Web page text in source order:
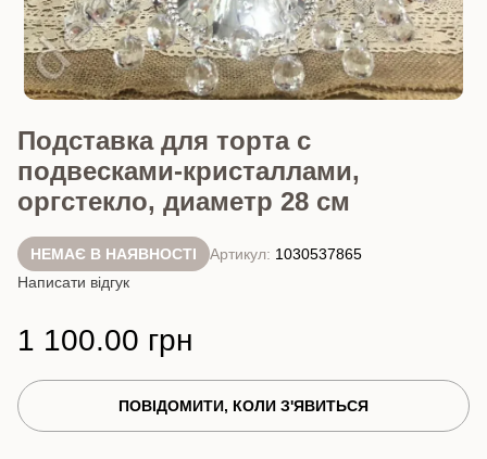
Подставка для торта с
подвесками-кристаллами,
оргстекло, диаметр 28 см
НЕМАЄ В НАЯВНОСТІ Артикул: 1030537865
Написати відгук
1 100.00 грн
ПОВІДОМИТИ, КОЛИ З'ЯВИТЬСЯ